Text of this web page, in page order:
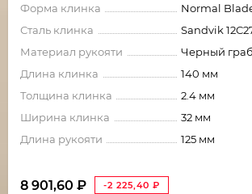
Форма клинка
Normal
Сталь клинка
Sandvik
Материал рукояти
Черный граб
Длина клинка
140 мм
Толщина клинка
2.4 мм
Ширина клинка
32 мм
Длина рукояти
125 мм
8 901,60 ₽ -2 225,40 ₽